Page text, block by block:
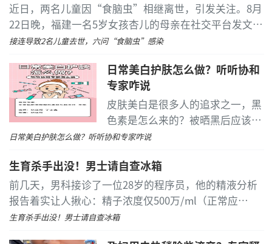
近日，两名儿童因“食脑虫”相继离世，引发关注。8月
22日晚，福建一名5岁女孩杏儿的母亲在社交平台发文表
示，孩子在抢救60天后离世。
接连导致2名儿童去世，六问“食脑虫”感染
日常美白护肤怎么做？听听协和
专家咋说
皮肤美白是很多人的追求之一，黑
色素是怎么来的？被晒黑后应该怎
么办？护肤网红公式“早C晚
怎么选？听听协和专家怎么说。
日常美白护肤怎么做？听听协和专家咋说
生育杀手出没！男士请自查冰箱
前几天，男科接诊了一位28岁的程序员，他的精液分析
报告着实让人揪心：精子浓度仅500万/ml（正常应
≥1500万），活力20%（正常需≥40%）。
生育杀手出没！男士请自查冰箱